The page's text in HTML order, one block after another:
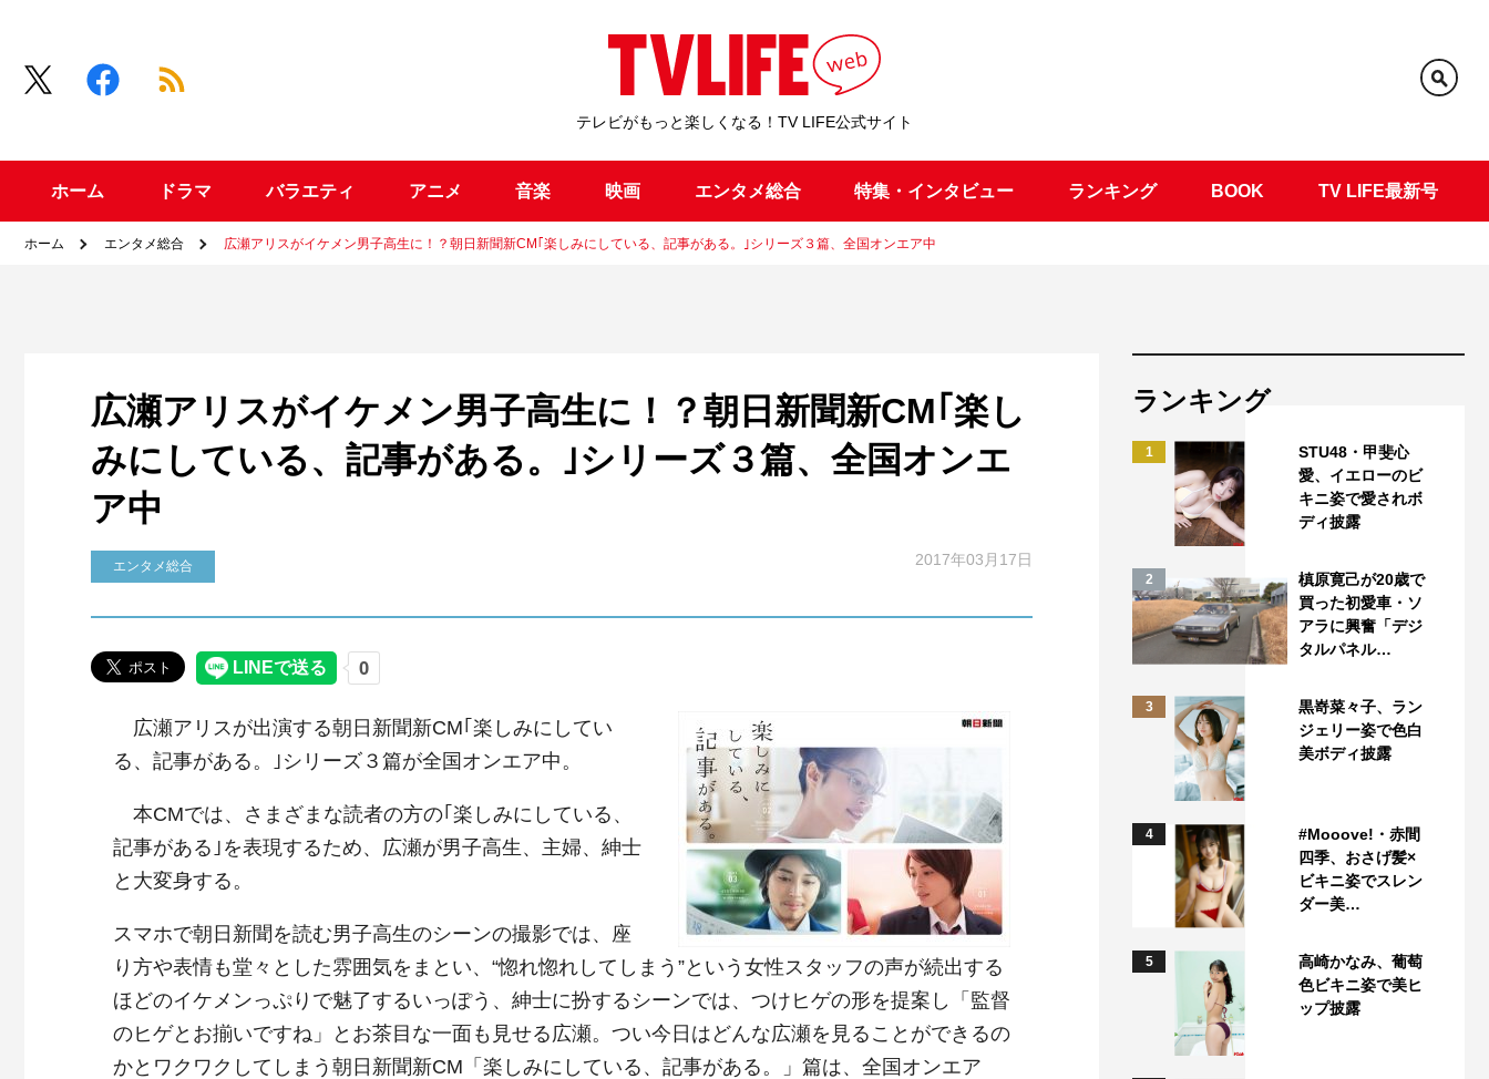
テレビがもっと楽しくなる！TV LIFE公式サイト
ホーム ドラマ バラエティ アニメ 音楽 映画 エンタメ総合 特集・インタビュー ランキング BOOK TV LIFE最新号
ホーム エンタメ総合 広瀬アリスがイケメン男子高生に！？朝日新聞新CM｢楽しみにしている、記事がある。｣シリーズ３篇、全国オンエア中
広瀬アリスがイケメン男子高生に！？朝日新聞新CM｢楽し
みにしている、記事がある。｣シリーズ３篇、全国オンエ
ア中
エンタメ総合 2017年03月17日
広瀬アリスが出演する朝日新聞新CM｢楽しみにしてい
る、記事がある。｣シリーズ３篇が全国オンエア中。
本CMでは、さまざまな読者の方の｢楽しみにしている、
記事がある｣を表現するため、広瀬が男子高生、主婦、紳士
と大変身する。
スマホで朝日新聞を読む男子高生のシーンの撮影では、座
り方や表情も堂々とした雰囲気をまとい、“惚れ惚れしてしまう”という女性スタッフの声が続出する
ほどのイケメンっぷりで魅了するいっぽう、紳士に扮するシーンでは、つけヒゲの形を提案し「監督
のヒゲとお揃いですね」とお茶目な一面も見せる広瀬。つい今日はどんな広瀬を見ることができるの
かとワクワクしてしまう朝日新聞新CM「楽しみにしている、記事がある。」篇は、全国オンエア
ランキング
1
STU48・甲斐心
愛、イエローのビ
キニ姿で愛されボ
ディ披露
2
槙原寛己が20歳で
買った初愛車・ソ
アラに興奮「デジ
タルパネル…
3
黒嵜菜々子、ラン
ジェリー姿で色白
美ボディ披露
4
#Mooove!・赤間
四季、おさげ髪×
ビキニ姿でスレン
ダー美…
5
高崎かなみ、葡萄
色ビキニ姿で美ヒ
ップ披露